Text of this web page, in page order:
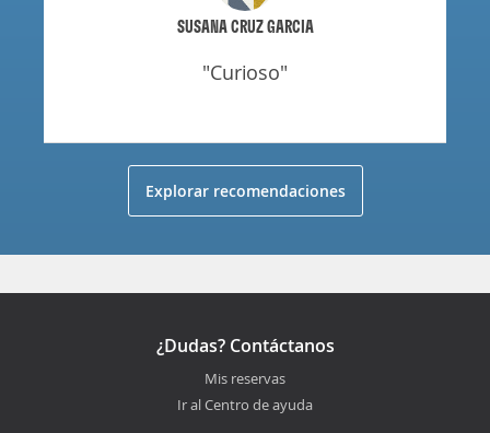
SUSANA CRUZ GARCIA
"curioso"
Explorar recomendaciones
¿Dudas? Contáctanos
Mis reservas
Ir al Centro de ayuda